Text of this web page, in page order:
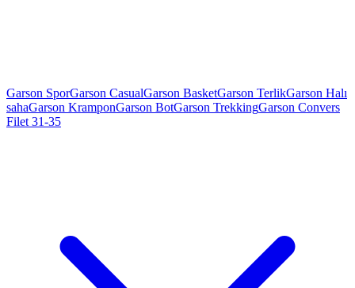
Garson SporGarson CasualGarson BasketGarson TerlikGarson Halı
sahaGarson KramponGarson BotGarson TrekkingGarson Convers
Filet 31-35